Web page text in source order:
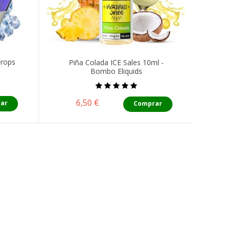
Piña Colada ICE Sales 10ml -
Bombo Eliquids
Precio
6,50 € Comprar